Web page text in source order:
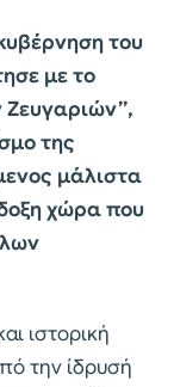
του
με το
της
μάλιστα
χώρα που
ιστορική
την ίδρυσή